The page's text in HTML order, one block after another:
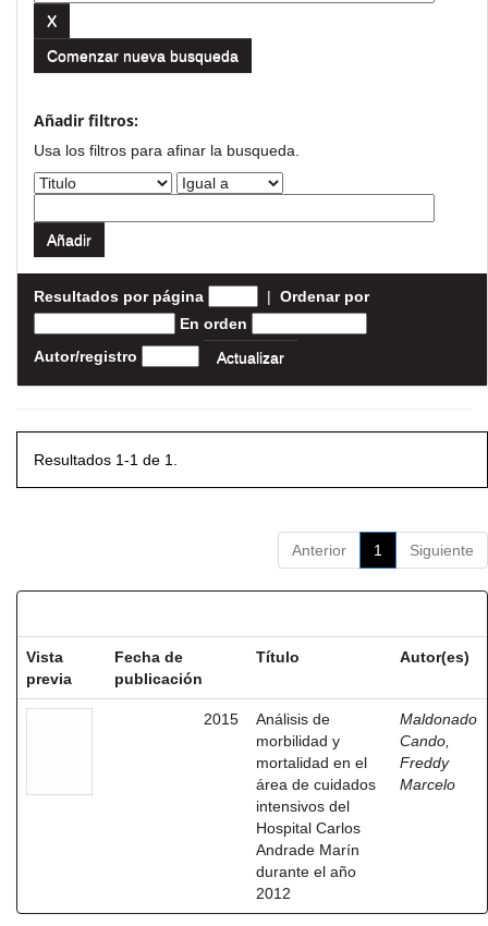
Comenzar nueva busqueda
Añadir filtros:
Usa los filtros para afinar la busqueda.
Resultados por página | Ordenar por
En orden
Autor/registro
Resultados 1-1 de 1.
Anterior 1 Siguiente
Vista
previa
Fecha de
publicación
Título Autor(es)
2015
Análisis de
morbilidad y
mortalidad en el
área de cuidados
intensivos del
Hospital Carlos
Andrade Marín
durante el año
2012
Maldonado
Cando,
Freddy
Marcelo